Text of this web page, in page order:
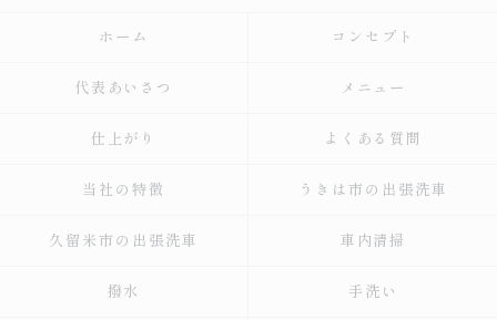
ホーム コンセプト
代表あいさつ メニュー
仕上がり よくある質問
当社の特徴 うきは市の出張洗車
久留米市の出張洗車 車内清掃
撥水 手洗い